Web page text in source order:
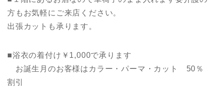
方もお気軽にご来店ください。
出張カットも承ります。
■浴衣の着付け￥1,000で承ります
お誕生月のお客様はカラー・パーマ・カット 50％
割引